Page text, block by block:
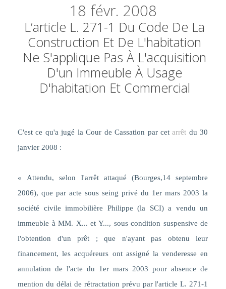
18 févr. 2008
L’article L. 271-1 Du Code De La
Construction Et De L'habitation
Ne S'applique Pas À L'acquisition
D'un Immeuble À Usage
D'habitation Et Commercial
C'est ce qu'a jugé la Cour de Cassation par cetarrêt du 30
janvier 2008 :
« Attendu, selon l'arrêt attaqué (Bourges,14 septembre
2006), quepar acte sous seing privé du 1er mars 2003 la
société civile immobilière Philippe (la SCI) a vendu un
immeuble à MM. X... et Y..., sous condition suspensive de
l'obtention d'un prêt ; que n'ayant pas obtenu leur
financement, les acquéreurs ont assigné la venderesse en
annulation de l'acte du 1er mars 2003 pour absence de
mention du délai de rétractation prévu par l'article L. 271-1